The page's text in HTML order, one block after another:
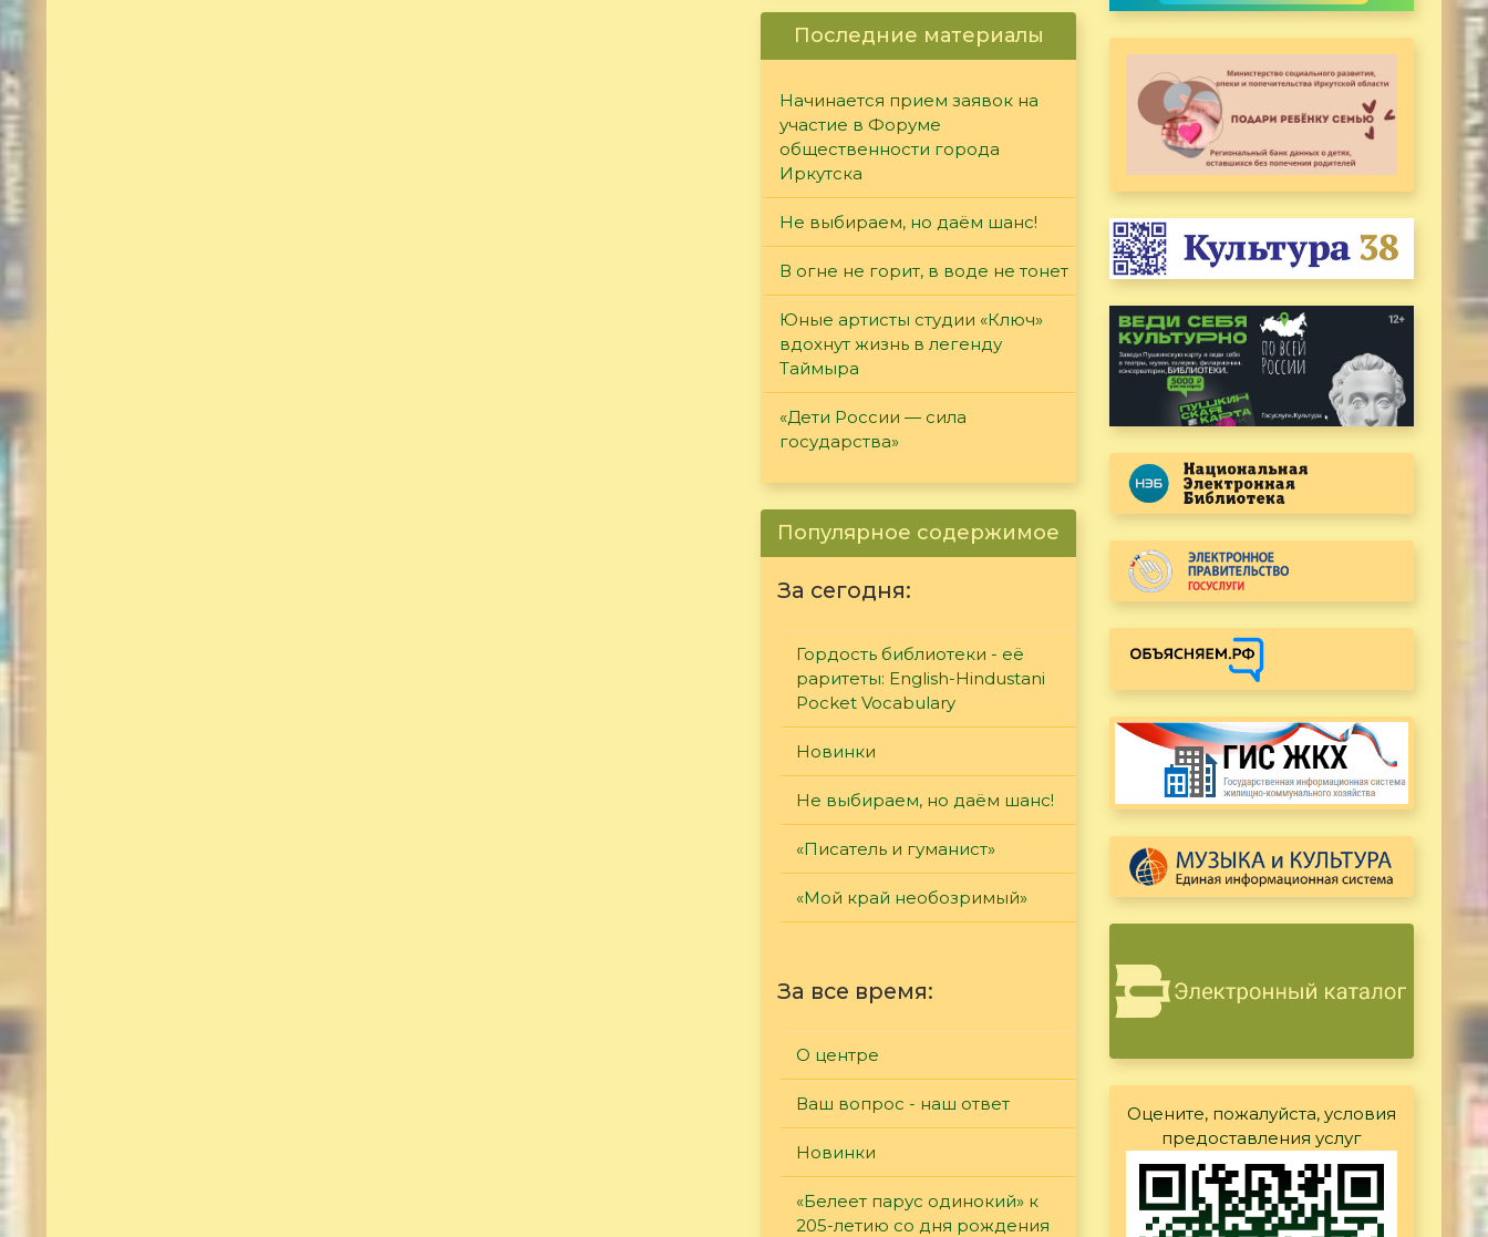
Последние материалы
Начинается прием заявок на
участие в Форуме
общественности города
Иркутска
Не выбираем, но даём шанс!
В огне не горит, в воде не тонет
Юные артисты студии «Ключ»
вдохнут жизнь в легенду
Таймыра
«Дети России — сила
государства»
Популярное содержимое
За сегодня:
Гордость библиотеки - её
раритеты: English-Hindustani
Pocket Vocabulary
Новинки
Не выбираем, но даём шанс!
«Писатель и гуманист»
«Мой край необозримый»
За все время:
О центре
Ваш вопрос - наш ответ
Новинки
«Белеет парус одинокий» к
205-летию со дня рождения
Оцените, пожалуйста, условия
предоставления услуг